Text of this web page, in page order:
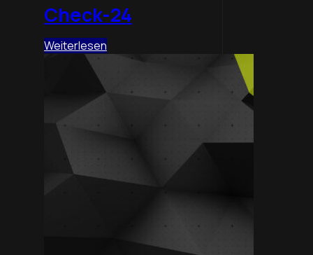
Check-24
Weiterlesen